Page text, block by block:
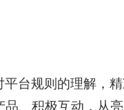
台规则的理解，
、积极互动，从